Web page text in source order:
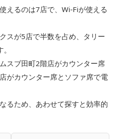
えるのは7店で、Wi-Fiが使える
スが5店で半数を占め、タリー
スブ田町2階店がカウンター席
がカウンター席とソファ席で電
るため、あわせて探すと効率的